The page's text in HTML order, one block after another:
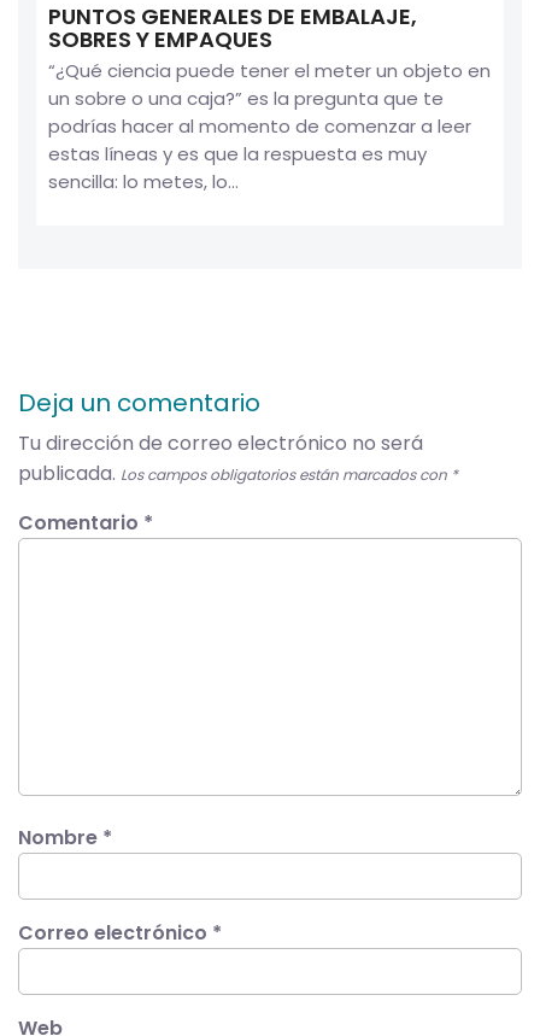
PUNTOS GENERALES DE EMBALAJE,
SOBRES Y EMPAQUES
“¿Qué ciencia puede tener el meter un objeto en
un sobre o una caja?” es la pregunta que te
podrías hacer al momento de comenzar a leer
estas líneas y es que la respuesta es muy
sencilla: lo metes, lo...
Deja un comentario
Tu dirección de correo electrónico no será
publicada. Los campos obligatorios están marcados con *
Comentario *
Nombre *
Correo electrónico *
Web